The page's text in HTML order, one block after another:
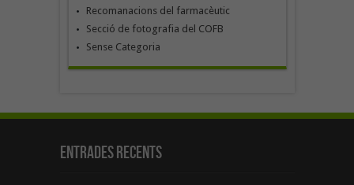
Recomanacions del farmacèutic
Secció de fotografia del COFB
Sense Categoria
Entrades recents